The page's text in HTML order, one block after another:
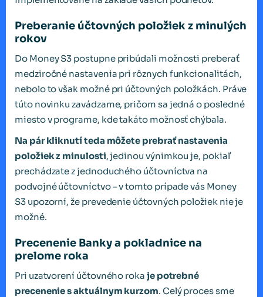
Preberanie účtovných položiek z minulých
rokov
Do Money S3 postupne pribúdali možnosti preberať
medziročné nastavenia pri rôznych funkcionalitách,
nebolo to však možné pri účtovných položkách. Práve
túto novinku zavádzame, pričom sa jedná o posledné
miesto v programe, kde takáto možnosť chýbala.
Na pár kliknutí teda môžete prebrať nastavenia
položiek z minulosti, jedinou výnimkou je, pokiaľ
prechádzate z jednoduchého účtovníctva na
podvojné účtovníctvo – v tomto prípade vás Money
S3 upozorní, že prevedenie účtovných položiek nie je
možné.
Precenenie Banky a pokladnice na
prelome roka
Pri uzatvorení účtovného roka je potrebné
precenenie s aktuálnym kurzom. Celý proces sme